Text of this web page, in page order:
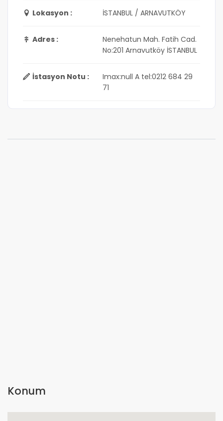
Lokasyon : İSTANBUL / ARNAVUTKÖY
Adres :
Nenehatun Mah. Fatih Cad.
No:201 Arnavutköy İSTANBUL
İstasyon Notu :
Imax:null A tel:0212 684 29
71
Konum